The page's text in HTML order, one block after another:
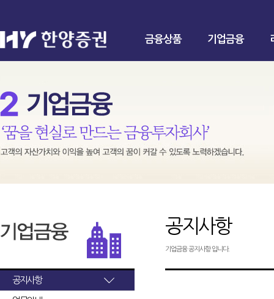
금융상품 기업금융
공지사항
공지사항
기업금융 공지사항 입니다.